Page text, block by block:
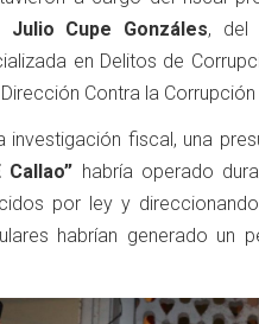
Julio Cupe Gonzáles, del
en Delitos de
Contra la
investigación fiscal, una
Callao” habría operado
por ley y
habrían generado un